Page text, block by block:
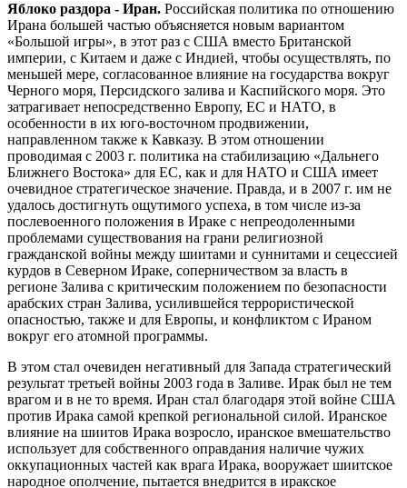
Яблоко раздора - Иран. Российская политика по отношению
Ирана большей частью объясняется новым вариантом
«Большой игры», в этот раз с США вместо Британской
империи, с Китаем и даже с Индией, чтобы осуществлять, по
меньшей мере, согласованное влияние на государства вокруг
Черного моря, Персидского залива и Каспийского моря. Это
затрагивает непосредственно Европу, ЕС и НАТО, в
особенности в их юго-восточном продвижении,
направленном также к Кавказу. В этом отношении
проводимая с 2003 г. политика на стабилизацию «Дальнего
Ближнего Востока» для ЕС, как и для НАТО и США имеет
очевидное стратегическое значение. Правда, и в 2007 г. им не
удалось достигнуть ощутимого успеха, в том числе из-за
послевоенного положения в Ираке с непреодоленными
проблемами существования на грани религиозной
гражданской войны между шиитами и суннитами и сецессией
курдов в Северном Ираке, соперничеством за власть в
регионе Залива с критическим положением по безопасности
арабских стран Залива, усилившейся террористической
опасностью, также и для Европы, и конфликтом с Ираном
вокруг его атомной программы.
В этом стал очевиден негативный для Запада стратегический
результат третьей войны 2003 года в Заливе. Ирак был не тем
врагом и в не то время. Иран стал благодаря этой войне США
против Ирака самой крепкой региональной силой. Иранское
влияние на шиитов Ирака возросло, иранское вмешательство
использует для собственного оправдания наличие чужих
оккупационных частей как врага Ирака, вооружает шиитское
народное ополчение, пытается внедрится в иракское